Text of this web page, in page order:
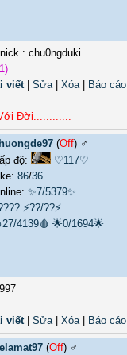
: chu0ngduki
viết| Sửa| Xóa| Báo cáo
Đời............
(Off) ♂️
độ:
♡117♡
86/36
✨7/5379✨
⚡??/??⚡
4139🩸 🌟0/1694🌟
viết| Sửa| Xóa| Báo cáo
(Off) ♂️